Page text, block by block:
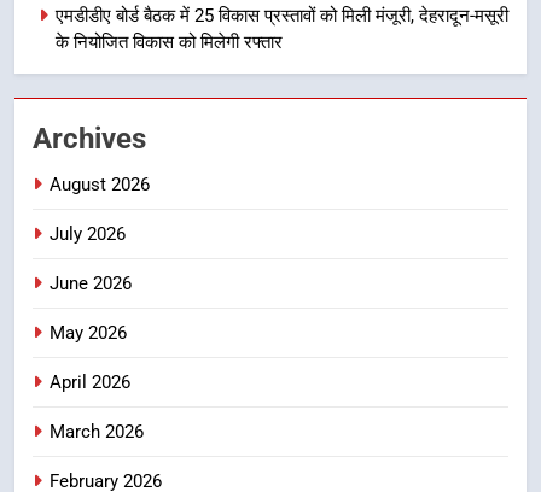
भर्ती
2
एमडीडीए बोर्ड बैठक में 25 विकास प्रस्तावों को मिली मंजूरी, देहरादून-मसूरी
के नियोजित विकास को मिलेगी रफ्तार
Archives
August 2026
July 2026
June 2026
May 2026
April 2026
March 2026
February 2026